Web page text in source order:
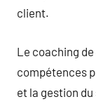
client.
Le coaching
compétences
et la gestion